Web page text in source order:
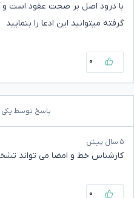
با درود اصل‌ بر صحت عقود است
گرفته میتوانید این ادعا را بنمایید
۰
پاسخ توسط یکی
۵ سال پیش
کارشناس خط ‌و امضا می تواند
۰